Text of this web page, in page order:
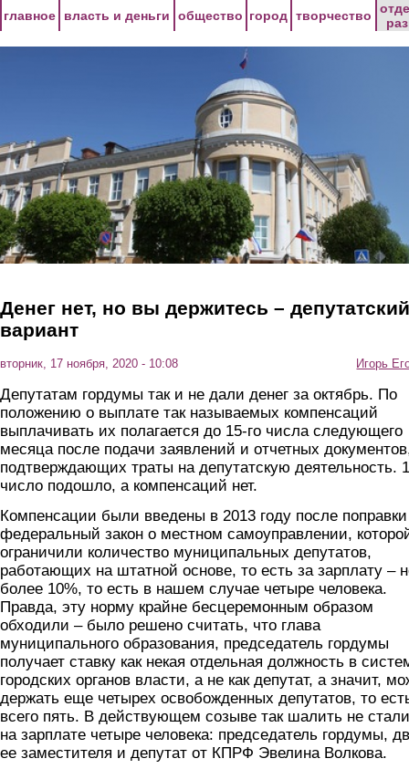
главное власть и деньги общество город творчество
Денег нет, но вы держитесь – депутатский
вариант
вторник, 17 ноября, 2020 - 10:08 Игорь
Депутатам гордумы так и не дали денег за октябрь. По
положению о выплате так называемых компенсаций
выплачивать их полагается до 15-го числа следующего
месяца после подачи заявлений и отчетных
подтверждающих траты на депутатскую деятельность.
число подошло, а компенсаций нет.
Компенсации были введены в 2013 году после
федеральный закон о местном самоуправлении,
ограничили количество муниципальных депутатов,
работающих на штатной основе, то есть за зарплату –
более 10%, то есть в нашем случае четыре человека.
Правда, эту норму крайне бесцеремонным образом
обходили – было решено считать, что глава
муниципального образования, председатель гордумы
получает ставку как некая отдельная должность в
городских органов власти, а не как депутат, а значит,
держать еще четырех освобожденных депутатов, то
всего пять. В действующем созыве так шалить не
на зарплате четыре человека: председатель гордумы,
ее заместителя и депутат от КПРФ Эвелина Волкова.